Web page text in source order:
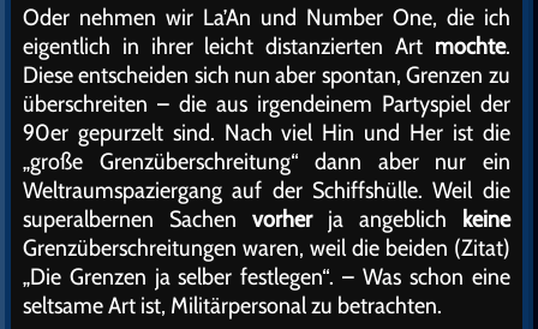
Oder nehmen wir La’An und Number One, die ich
eigentlich in ihrer leicht distanzierten Art mochte.
Diese entscheiden sich nun aber spontan, Grenzen zu
überschreiten – die aus irgendeinem Partyspiel der
90er gepurzelt sind. Nach viel Hin und Her ist die
„große Grenzüberschreitung“ dann aber nur ein
Weltraumspaziergang auf der Schiffshülle. Weil die
superalbernen Sachen vorherja angeblich keine
Grenzüberschreitungen waren, weil die beiden (Zitat)
„Die Grenzen ja selber festlegen“. – Was schon eine
seltsame Art ist, Militärpersonal zu betrachten.